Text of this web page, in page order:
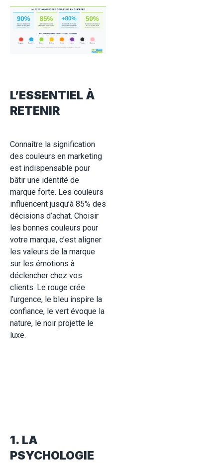
L’ESSENTIEL À
RETENIR
Connaître la signification
des couleurs en marketing
est indispensable pour
bâtir une identité de
marque forte. Les couleurs
influencent jusqu’à 85% des
décisions d’achat. Choisir
les bonnes couleurs pour
votre marque, c’est aligner
les valeurs de la marque
sur les émotions à
déclencher chez vos
clients. Le rouge crée
l’urgence, le bleu inspire la
confiance, le vert évoque la
nature, le noir projette le
luxe.
1. LA
PSYCHOLOGIE